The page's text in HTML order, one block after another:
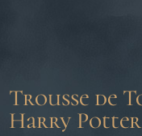
Trousse de
Harry